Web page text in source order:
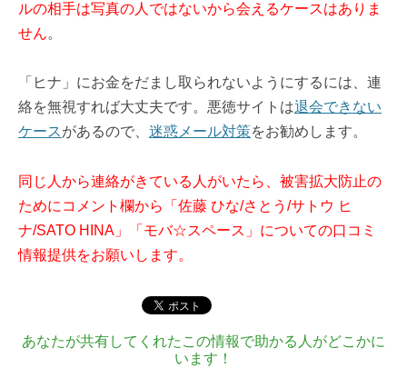
ルの相手は写真の人ではないから会えるケースはありま
せん。
「ヒナ」にお金をだまし取られないようにするには、連
絡を無視すれば大丈夫です。悪徳サイトは退会できない
ケースがあるので、 迷惑メール対策をお勧めします。
同じ人から連絡がきている人がいたら、被害拡大防止の
ためにコメント欄から「佐藤 ひな/さとう/サトウ ヒ
ナ/SATO HINA」「モバ☆スペース」についての口コミ
情報提供をお願いします。
あなたが共有してくれたこの情報で助かる人がどこかに
います！